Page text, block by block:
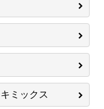
ミックス